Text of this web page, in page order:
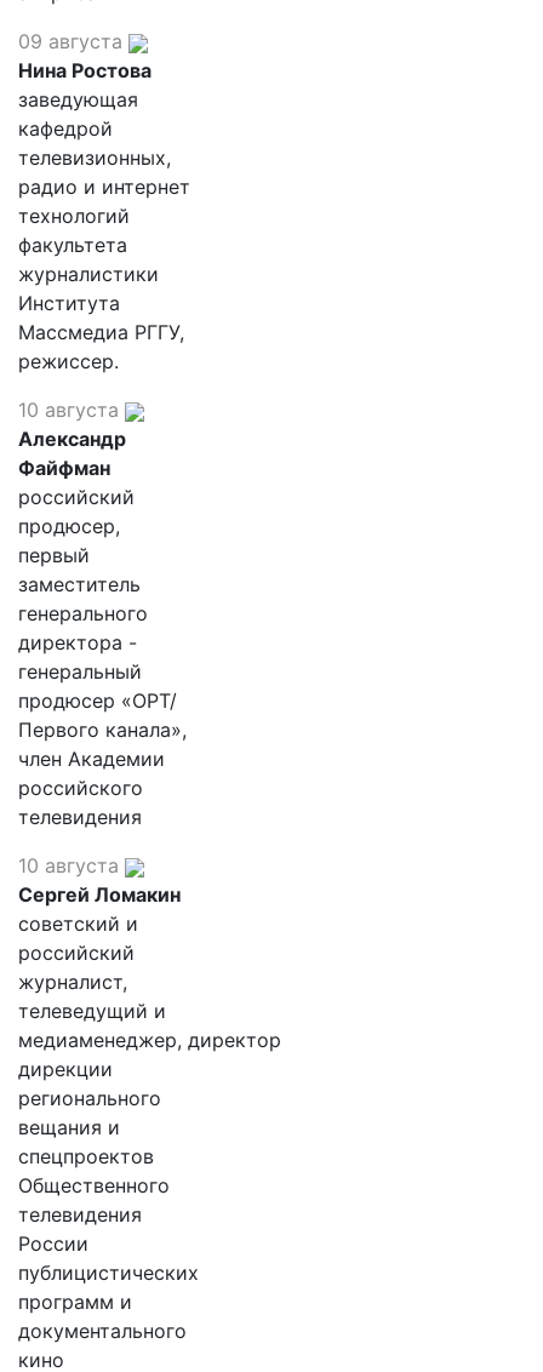
09 августа
Нина Ростова
заведующая
кафедрой
телевизионных,
радио и интернет
технологий
факультета
журналистики
Института
Массмедиа РГГУ,
режиссер.
10 августа
Александр
Файфман
российский
продюсер,
первый
заместитель
генерального
директора -
генеральный
продюсер «ОРТ/
Первого канала»,
член Академии
российского
телевидения
10 августа
Сергей Ломакин
советский и
российский
журналист,
телеведущий и
медиаменеджер, директор
дирекции
регионального
вещания и
спецпроектов
Общественного
телевидения
России
публицистических
программ и
документального
кино